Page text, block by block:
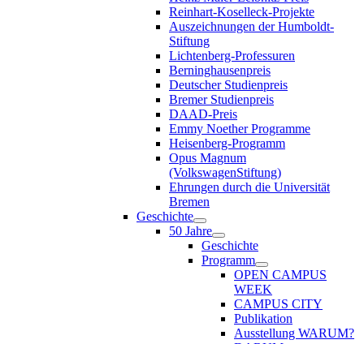
Reinhart-Koselleck-Projekte
Auszeichnungen der Humboldt-
Stiftung
Lichtenberg-Professuren
Berninghausenpreis
Deutscher Studienpreis
Bremer Studienpreis
DAAD-Preis
Emmy Noether Programme
Heisenberg-Programm
Opus Magnum
(VolkswagenStiftung)
Ehrungen durch die Universität
Bremen
Geschichte
50 Jahre
Geschichte
Programm
OPEN CAMPUS
WEEK
CAMPUS CITY
Publikation
Ausstellung WARUM?